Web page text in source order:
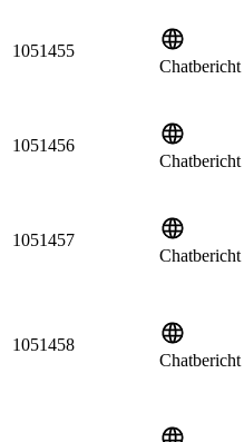
1051455
Chatbericht
1051456
Chatbericht
1051457
Chatbericht
1051458
Chatbericht